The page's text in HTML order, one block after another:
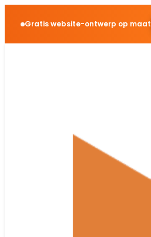
Gratis website-ontwerp op maat